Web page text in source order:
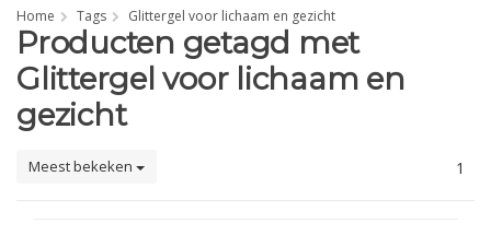
Home Tags Glittergel voor lichaam en gezicht
Producten getagd met
Glittergel voor lichaam en
gezicht
Meest bekeken 1